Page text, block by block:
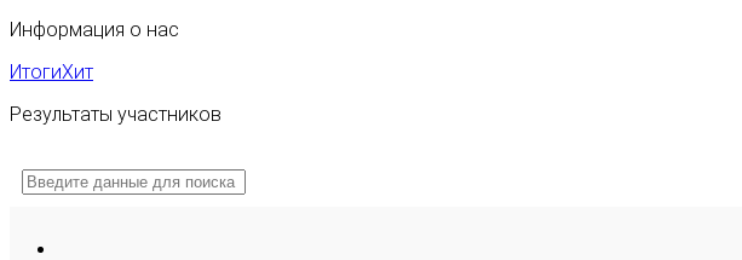
Информация о нас
ИтогиХит
Результаты участников